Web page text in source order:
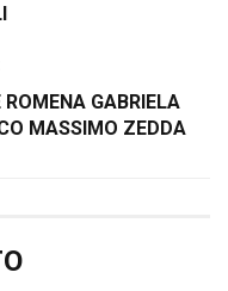
GABRIELA
MASSIMO ZEDDA